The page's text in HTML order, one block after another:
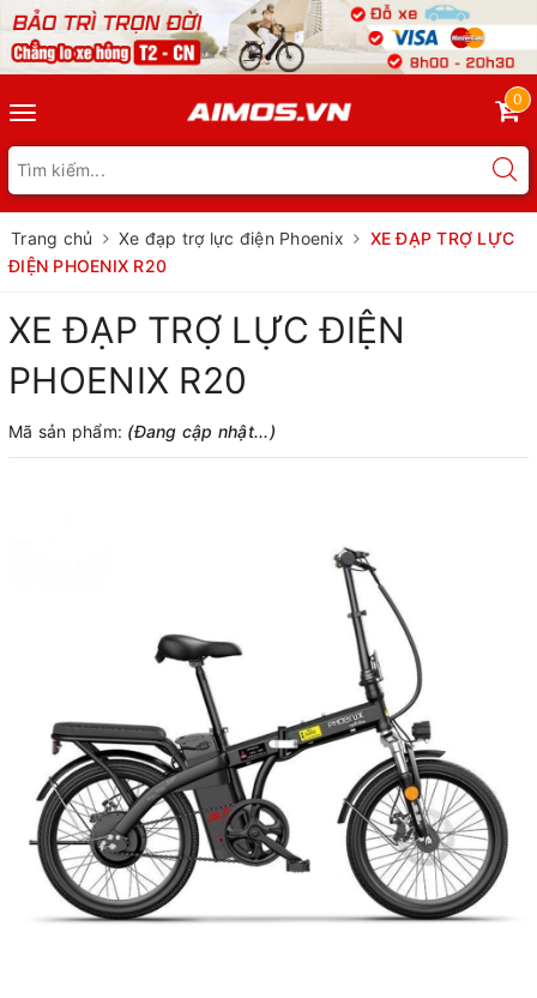
Toggle
navigation
0
Trang chủ Xe đạp trợ lực điện Phoenix
XE ĐẠP TRỢ LỰC
ĐIỆN PHOENIX R20
XE ĐẠP TRỢ LỰC ĐIỆN
PHOENIX R20
Mã sản phẩm: (Đang cập nhật...)